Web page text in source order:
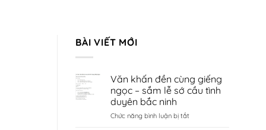
BÀI VIẾT MỚI
Văn khấn đền cùng giếng
ngọc – sắm lễ sớ cầu tình
duyên bắc ninh
Chức năng bình luận bị tắtở